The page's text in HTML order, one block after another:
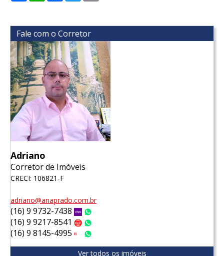
Fale com o Corretor
Adriano
Corretor de Imóveis
CRECI: 106821-F
adriano@anaprado.com.br
(16) 9 9732-7438 Vivo
(16) 9 9217-8541 Claro
(16) 9 8145-4995 Tim
Ver todos os imóveis